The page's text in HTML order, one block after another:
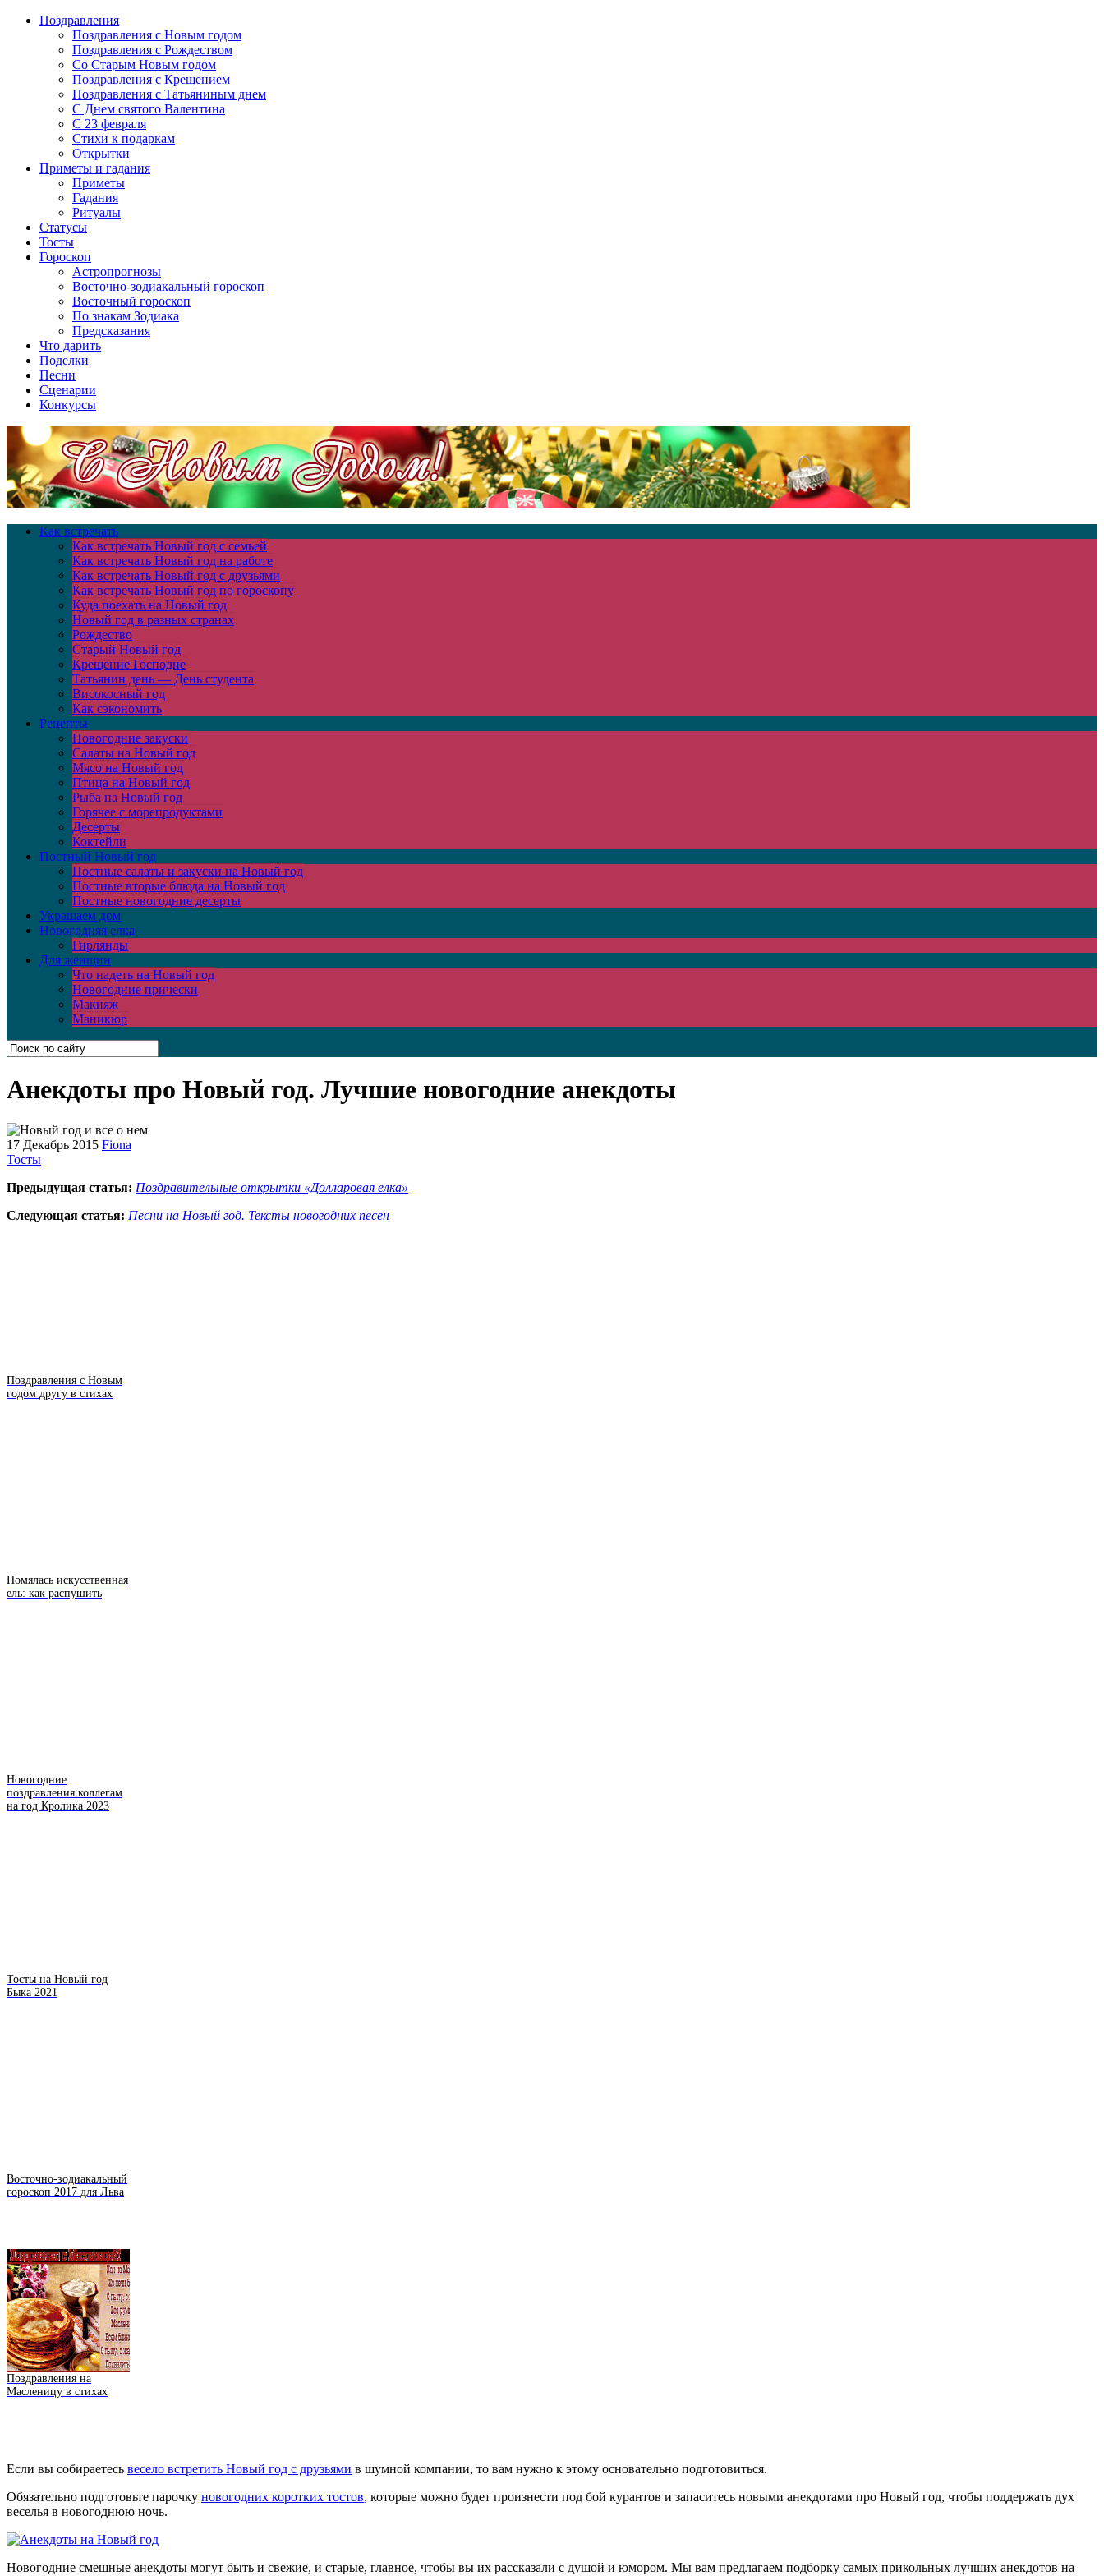
Поздравления
Поздравления с Новым годом
Поздравления с Рождеством
Со Старым Новым годом
Поздравления с Крещением
Поздравления с Татьяниным днем
С Днем святого Валентина
C 23 февраля
Стихи к подаркам
Открытки
Приметы и гадания
Приметы
Гадания
Ритуалы
Статусы
Тосты
Гороскоп
Астропрогнозы
Восточно-зодиакальный гороскоп
Восточный гороскоп
По знакам Зодиака
Предсказания
Что дарить
Поделки
Песни
Сценарии
Конкурсы
Как встречать
Как встречать Новый год с семьей
Как встречать Новый год на работе
Как встречать Новый год с друзьями
Как встречать Новый год по гороскопу
Куда поехать на Новый год
Новый год в разных странах
Рождество
Старый Новый год
Крещение Господне
Татьянин день — День студента
Високосный год
Как сэкономить
Рецепты
Новогодние закуски
Салаты на Новый год
Мясо на Новый год
Птица на Новый год
Рыба на Новый год
Горячее с морепродуктами
Десерты
Коктейли
Постный Новый год
Постные салаты и закуски на Новый год
Постные вторые блюда на Новый год
Постные новогодние десерты
Украшаем дом
Новогодняя елка
Гирлянды
Для женщин
Что надеть на Новый год
Новогодние прически
Макияж
Маникюр
Анекдоты про Новый год. Лучшие новогодние анекдоты
17 Декабрь 2015 Fiona
Тосты
Предыдущая статья: Поздравительные открытки «Долларовая елка»
Следующая статья: Песни на Новый год. Тексты новогодних песен
Поздравления с Новым
годом другу в стихах
Помялась искусственная
ель: как распушить
Новогодние
поздравления коллегам
на год Кролика 2023
Тосты на Новый год
Быка 2021
Восточно-зодиакальный
гороскоп 2017 для Льва
Поздравления на
Масленицу в стихах
Если вы собираетесь весело встретить Новый год с друзьями в шумной компании, то вам нужно к этому основательно подготовиться.
Обязательно подготовьте парочку новогодних коротких тостов, которые можно будет произнести под бой курантов и запаситесь новыми анекдотами про Новый год, чтобы поддержать дух
веселья в новогоднюю ночь.
Новогодние смешные анекдоты могут быть и свежие, и старые, главное, чтобы вы их рассказали с душой и юмором. Мы вам предлагаем подборку самых прикольных лучших анекдотов на